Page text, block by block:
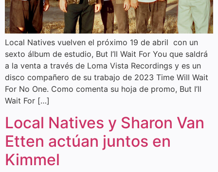
Local Natives vuelven el próximo 19 de abril con un
sexto álbum de estudio, But I’ll Wait For You que saldrá
a la venta a través de Loma Vista Recordings y es un
disco compañero de su trabajo de 2023 Time Will Wait
For No One. Como comenta su hoja de promo, But I’ll
Wait For […]
Local Natives y Sharon Van
Etten actúan juntos en
Kimmel